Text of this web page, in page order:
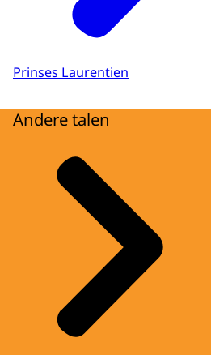
Prinses Laurentien
Andere talen